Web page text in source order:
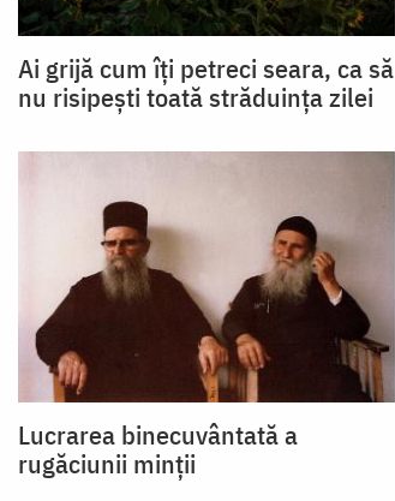
Ai grijă cum îți petreci seara, ca să
nu risipești toată străduința zilei
Lucrarea binecuvân­tată a
rugăciunii minții